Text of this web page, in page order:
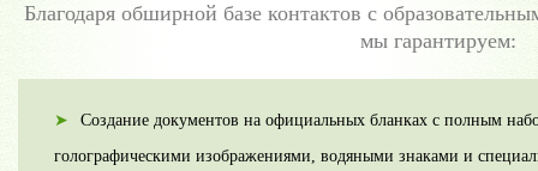
Благодаря обширной базе контактов с
мы гарантируем:
Создание документов на официальных бланках с полным
голографическими изображениями, водяными знаками и